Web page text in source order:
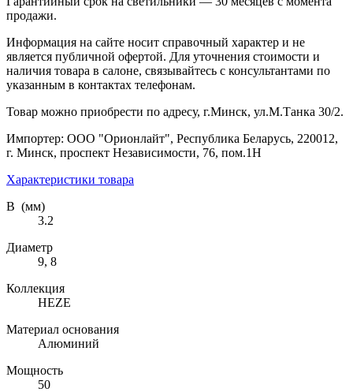
продажи.
Информация на сайте носит справочный характер и не
является публичной офертой. Для уточнения стоимости и
наличия товара в салоне, связывайтесь с консультантами по
указанным в контактах телефонам.
Товар можно приобрести по адресу, г.Минск, ул.М.Танка 30/2.
Импортер: ООО "Орионлайт", Республика Беларусь, 220012,
г. Минск, проспект Независимости, 76, пом.1Н
Характеристики товара
В (мм)
3.2
Диаметр
9, 8
Коллекция
HEZE
Материал основания
Алюминий
Мощность
50